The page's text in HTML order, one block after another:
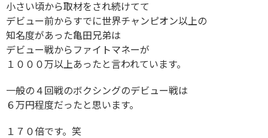
小さい頃から取材をされ続けてて
デビュー前からすでに世界チャンピオン以上の
知名度があった亀田兄弟は
デビュー戦からファイトマネーが
１０００万以上あったと言われています。
一般の４回戦のボクシングのデビュー戦は
６万円程度だったと思います。
１７０倍です。笑